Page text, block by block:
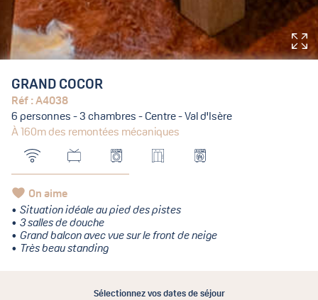
GRAND COCOR
Réf : A4038
6 personnes - 3 chambres - Centre - Val d'Isère
À 160m des remontées mécaniques
On aime
Situation idéale au pied des pistes
3 salles de douche
Grand balcon avec vue sur le front de neige
Très beau standing
Sélectionnez vos dates de séjour